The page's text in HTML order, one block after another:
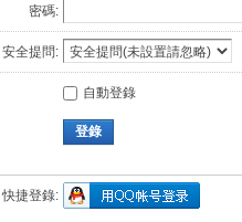
密碼:
安全提問:
自動登錄
登錄
快捷登錄: